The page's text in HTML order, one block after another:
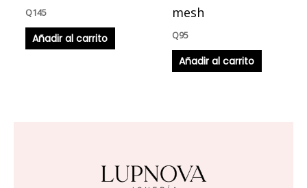
Q145
Añadir al carrito
mesh
Q95
Añadir al carrito